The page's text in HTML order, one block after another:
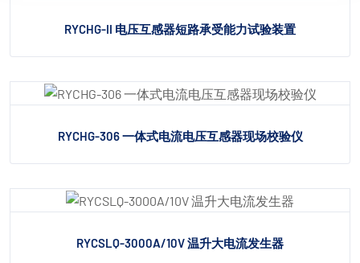
RYCHG-II 电压互感器短路承受能力试验装置
RYCHG-306 一体式电流电压互感器现场校验仪
RYCSLQ-3000A/10V 温升大电流发生器